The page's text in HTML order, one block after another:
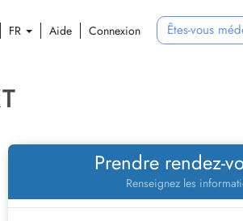
FR Aide Connexion Êtes-vous
Prendre rendez-
Renseignez les